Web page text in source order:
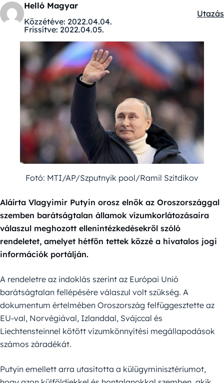
Helló Magyar
Közzétéve: 2022.04.04.
Frissítve: 2022.04.05.
Utazás
Fotó: MTI/AP/Szputnyik pool/Ramil Szitdikov
Aláírta Vlagyimir Putyin orosz elnök az Oroszországgal
szemben barátságtalan államok vízumkorlátozásaira
válaszul meghozott ellenintézkedésekről szóló
rendeletet, amelyet hétfőn tettek közzé a hivatalos jogi
információk portálján.
A rendeletre az indoklás szerint az Európai Unió
barátságtalan fellépésére válaszul volt szükség. A
dokumentum értelmében Oroszország felfüggesztette az
EU-val, Norvégiával, Izlanddal, Svájccal és
Liechtensteinnel kötött vízumkönnyítési megállapodások
számos záradékát.
Putyin emellett arra utasította a külügyminisztériumot,